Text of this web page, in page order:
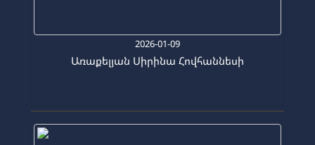
2026-01-09
Առաքելյան Սիրինա Հովհաննեսի